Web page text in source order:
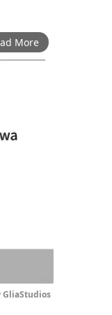
More
GliaStudios